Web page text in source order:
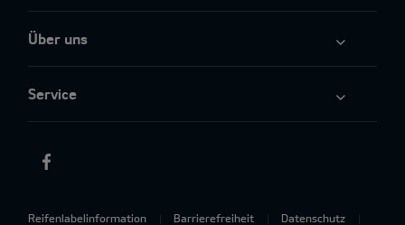
Über uns
Service
Reifenlabelinformation Barrierefreiheit Datenschutz